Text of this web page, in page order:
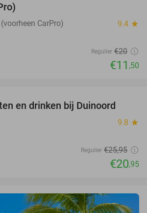
CarPro) 9.4 star
Regulier €20
€11 ,50
en drinken bij Duinoord
9.8 star
Regulier €25,95
€20,95